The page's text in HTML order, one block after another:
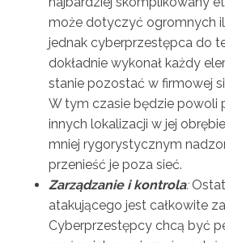
może dotyczyć ogromnych
jednak cyberprzestępca do
dokładnie wykonał każdy
stanie pozostać w firmowej
W tym czasie będzie powoli
innych lokalizacji w jej
mniej rygorystycznym
przenieść je poza sieć.
Zarządzanie i kontrola:
atakującego jest całkowite
Cyberprzestępcy chcą być